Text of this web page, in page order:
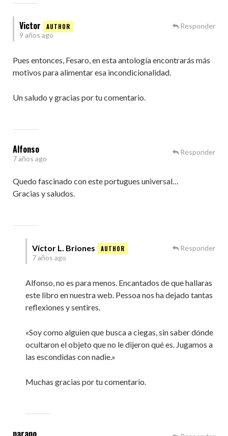
Victor
9 años ago
Pues entonces, Fesaro, en esta antología encontrarás más
motivos para alimentar esa incondicionalidad.
Un saludo y gracias por tu comentario.
Responder
Alfonso
7 años ago
Quedo fascinado con este portugues universal…
Gracias y saludos.
Responder
Víctor L. Briones
7 años ago
Alfonso, no es para menos. Encantados de que hallaras
este libro en nuestra web. Pessoa nos ha dejado tantas
reflexiones y sentires.
«Soy como alguien que busca a ciegas, sin saber dónde
ocultaron el objeto que no le dijeron qué es. Jugamos a
las escondidas con nadie.»
Muchas gracias por tu comentario.
Responder
parapo